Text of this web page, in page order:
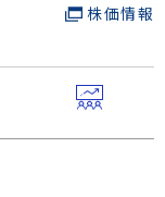
株価情報